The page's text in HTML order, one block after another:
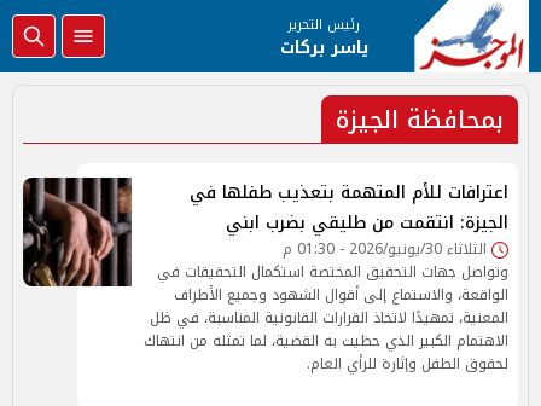
رئيس التحرير
ياسر بركات
بمحافظة الجيزة
اعترافات للأم المتهمة بتعذيب طفلها في
الجيزة: انتقمت من طليقي بضرب ابني
الثلاثاء 30/يونيو/2026 - 01:30 م
وتواصل جهات التحقيق المختصة استكمال التحقيقات في
الواقعة، والاستماع إلى أقوال الشهود وجميع الأطراف
المعنية، تمهيدًا لاتخاذ القرارات القانونية المناسبة، في ظل
الاهتمام الكبير الذي حظيت به القضية، لما تمثله من انتهاك
لحقوق الطفل وإثارة للرأي العام.